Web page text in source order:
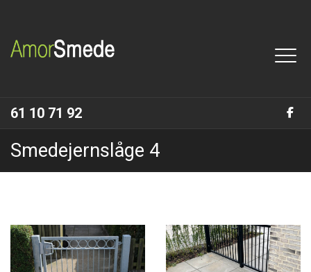
hovedindhold
61 10 71 92
Smedejernslåge 4